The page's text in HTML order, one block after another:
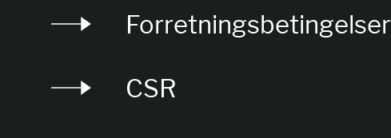
Forretningsbetingelser
CSR